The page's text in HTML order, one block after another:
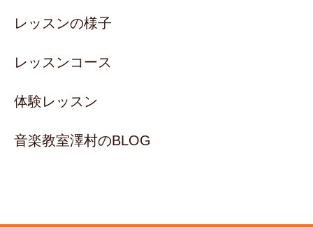
レッスンの様子
レッスンコース
体験レッスン
音楽教室澤村のBLOG